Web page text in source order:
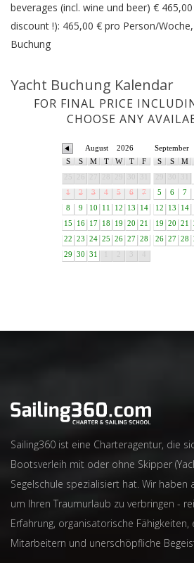
beverages (incl. wine und beer) €
discount !): 465,00 € pro Person/
Buchung
Yacht Buchung Kalendar
FOR FINAL PRICE
CHOOSE ANY
2026
August
S
S M T W T
F
1
2 3 4 5 6
7
8
9 10 11 12 13
14
15
16 17 18 19 20
21
22
23 24 25 26 27
28
29
30 31
September
S
S M
5
6 7
12
13 14
19
20 21
26 27 28
Sailing360 ist eine Charteragentur, die
Bootsverleih mit oder ohne Skipper
Segelschule spezialisiert hat. Wir haben
um Ihren Traumurlaub zu verbringen -
Erfahrung, organisatorische
Mitarbeitern und unerschöpfliche